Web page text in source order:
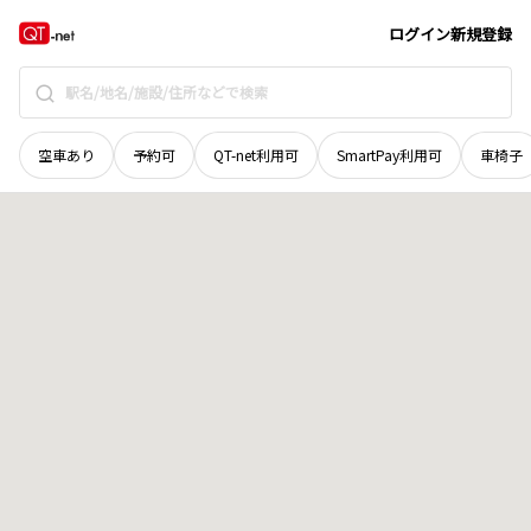
ログイン新規登録
空車あり 予約可 QT-net利用可 SmartPay利用可 車椅子
栃木県